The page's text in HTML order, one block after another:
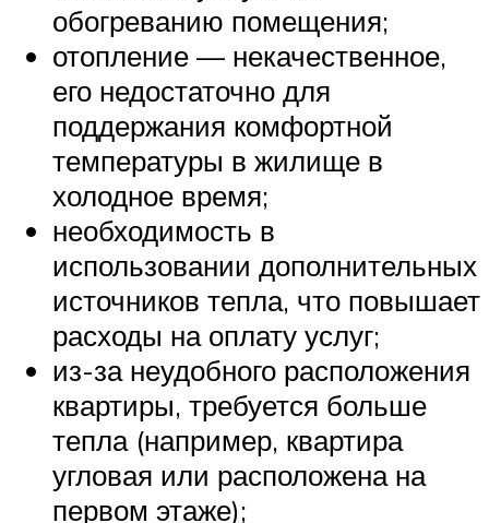
обогреванию помещения;
отопление — некачественное,
его недостаточно для
поддержания комфортной
температуры в жилище в
холодное время;
необходимость в
использовании дополнительных
источников тепла, что повышает
расходы на оплату услуг;
из-за неудобного расположения
квартиры, требуется больше
тепла (например, квартира
угловая или расположена на
первом этаже);